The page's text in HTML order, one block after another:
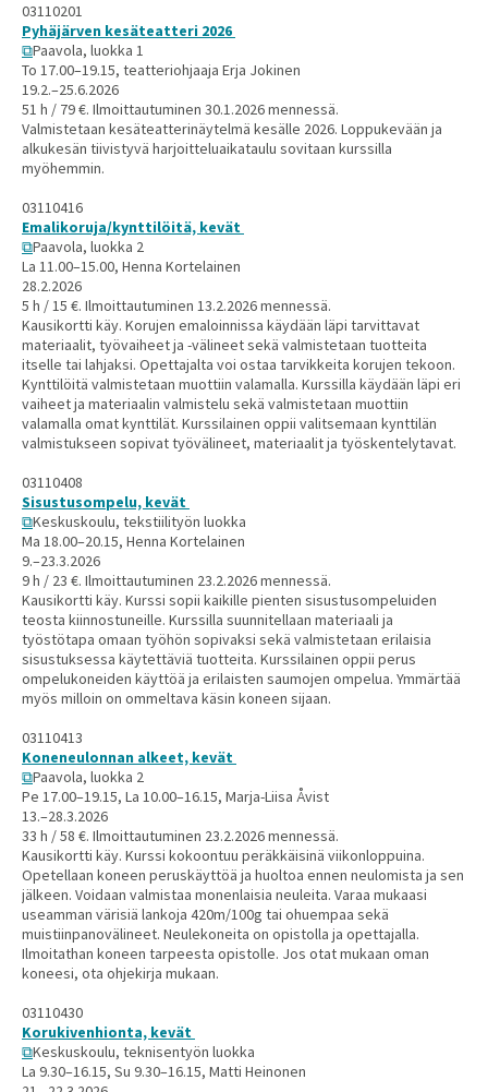
03110201
Pyhäjärven kesäteatteri 2026
Paavola, luokka 1
To 17.00–19.15, teatteriohjaaja Erja Jokinen
19.2.–25.6.2026
51 h / 79 €. Ilmoittautuminen 30.1.2026 mennessä.
Valmistetaan kesäteatterinäytelmä kesälle 2026. Loppukevään ja
alkukesän tiivistyvä harjoitteluaikataulu sovitaan kurssilla
myöhemmin.
03110416
Emalikoruja/kynttilöitä, kevät
Paavola, luokka 2
La 11.00–15.00, Henna Kortelainen
28.2.2026
5 h / 15 €. Ilmoittautuminen 13.2.2026 mennessä.
Kausikortti käy. Korujen emaloinnissa käydään läpi tarvittavat
materiaalit, työvaiheet ja -välineet sekä valmistetaan tuotteita
itselle tai lahjaksi. Opettajalta voi ostaa tarvikkeita korujen tekoon.
Kynttilöitä valmistetaan muottiin valamalla. Kurssilla käydään läpi eri
vaiheet ja materiaalin valmistelu sekä valmistetaan muottiin
valamalla omat kynttilät. Kurssilainen oppii valitsemaan kynttilän
valmistukseen sopivat työvälineet, materiaalit ja työskentelytavat.
03110408
Sisustusompelu, kevät
Keskuskoulu, tekstiilityön luokka
Ma 18.00–20.15, Henna Kortelainen
9.–23.3.2026
9 h / 23 €. Ilmoittautuminen 23.2.2026 mennessä.
Kausikortti käy. Kurssi sopii kaikille pienten sisustusompeluiden
teosta kiinnostuneille. Kurssilla suunnitellaan materiaali ja
työstötapa omaan työhön sopivaksi sekä valmistetaan erilaisia
sisustuksessa käytettäviä tuotteita. Kurssilainen oppii perus
ompelukoneiden käyttöä ja erilaisten saumojen ompelua. Ymmärtää
myös milloin on ommeltava käsin koneen sijaan.
03110413
Koneneulonnan alkeet, kevät
Paavola, luokka 2
Pe 17.00–19.15, La 10.00–16.15, Marja-Liisa Åvist
13.–28.3.2026
33 h / 58 €. Ilmoittautuminen 23.2.2026 mennessä.
Kausikortti käy. Kurssi kokoontuu peräkkäisinä viikonloppuina.
Opetellaan koneen peruskäyttöä ja huoltoa ennen neulomista ja sen
jälkeen. Voidaan valmistaa monenlaisia neuleita. Varaa mukaasi
useamman värisiä lankoja 420m/100g tai ohuempaa sekä
muistiinpanovälineet. Neulekoneita on opistolla ja opettajalla.
Ilmoitathan koneen tarpeesta opistolle. Jos otat mukaan oman
koneesi, ota ohjekirja mukaan.
03110430
Korukivenhionta, kevät
Keskuskoulu, teknisentyön luokka
La 9.30–16.15, Su 9.30–16.15, Matti Heinonen